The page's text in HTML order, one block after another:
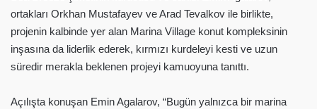
ortakları Orkhan Mustafayev ve Arad Tevalkov ile birlikte,
projenin kalbinde yer alan Marina Village konut kompleksinin
inşasına da liderlik ederek, kırmızı kurdeleyi kesti ve uzun
süredir merakla beklenen projeyi kamuoyuna tanıttı.
Açılışta konuşan Emin Agalarov, “Bugün yalnızca bir marina